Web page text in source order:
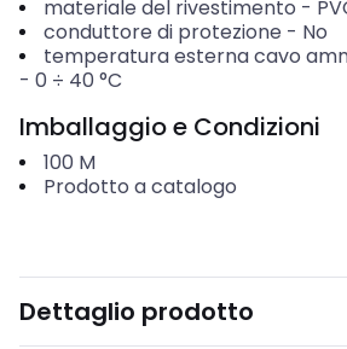
materiale del rivestimento -
conduttore di protezione - No
temperatura esterna cavo
- 0 ÷ 40 °C
Imballaggio e Condizioni
100 M
Prodotto a catalogo
Dettaglio prodotto